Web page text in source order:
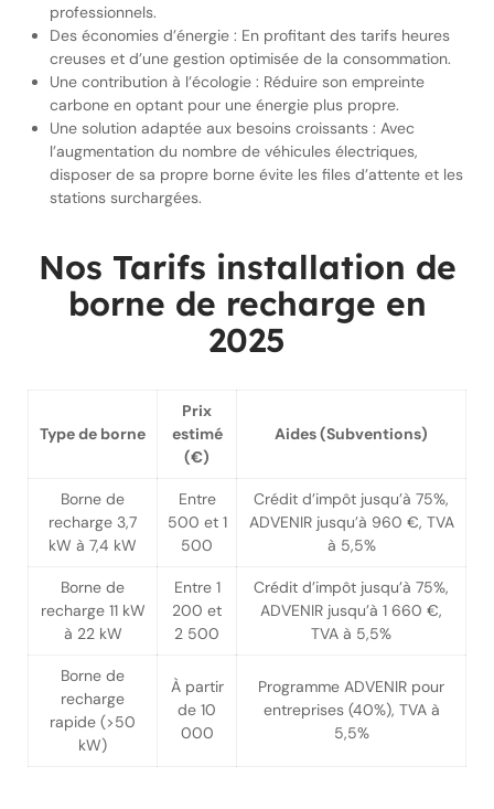
professionnels.
Des économies d’énergie : En profitant des tarifs heures
creuses et d’une gestion optimisée de la consommation.
Une contribution à l’écologie : Réduire son empreinte
carbone en optant pour une énergie plus propre.
Une solution adaptée aux besoins croissants : Avec
l’augmentation du nombre de véhicules électriques,
disposer de sa propre borne évite les files d’attente et les
stations surchargées.
Nos Tarifs installation de
borne de recharge en
2025
Type de borne
Prix
estimé
(€)
Aides (Subventions)
Borne de
recharge 3,7
kW à 7,4 kW
Entre
500 et 1
500
Crédit d’impôt jusqu’à 75%,
ADVENIR jusqu’à 960 €, TVA
à 5,5%
Borne de
recharge 11 kW
à 22 kW
Entre 1
200 et
2 500
Crédit d’impôt jusqu’à 75%,
ADVENIR jusqu’à 1 660 €,
TVA à 5,5%
Borne de
recharge
rapide (>50
kW)
À partir
de 10
000
Programme ADVENIR pour
entreprises (40%), TVA à
5,5%